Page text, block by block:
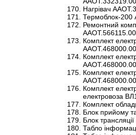
Нагрівач
Термоблок-
Ремонтний
Комплект
Комплект
Комплект
Комплект
електровоза
Комплект
Блок прийому
Блок
Табло